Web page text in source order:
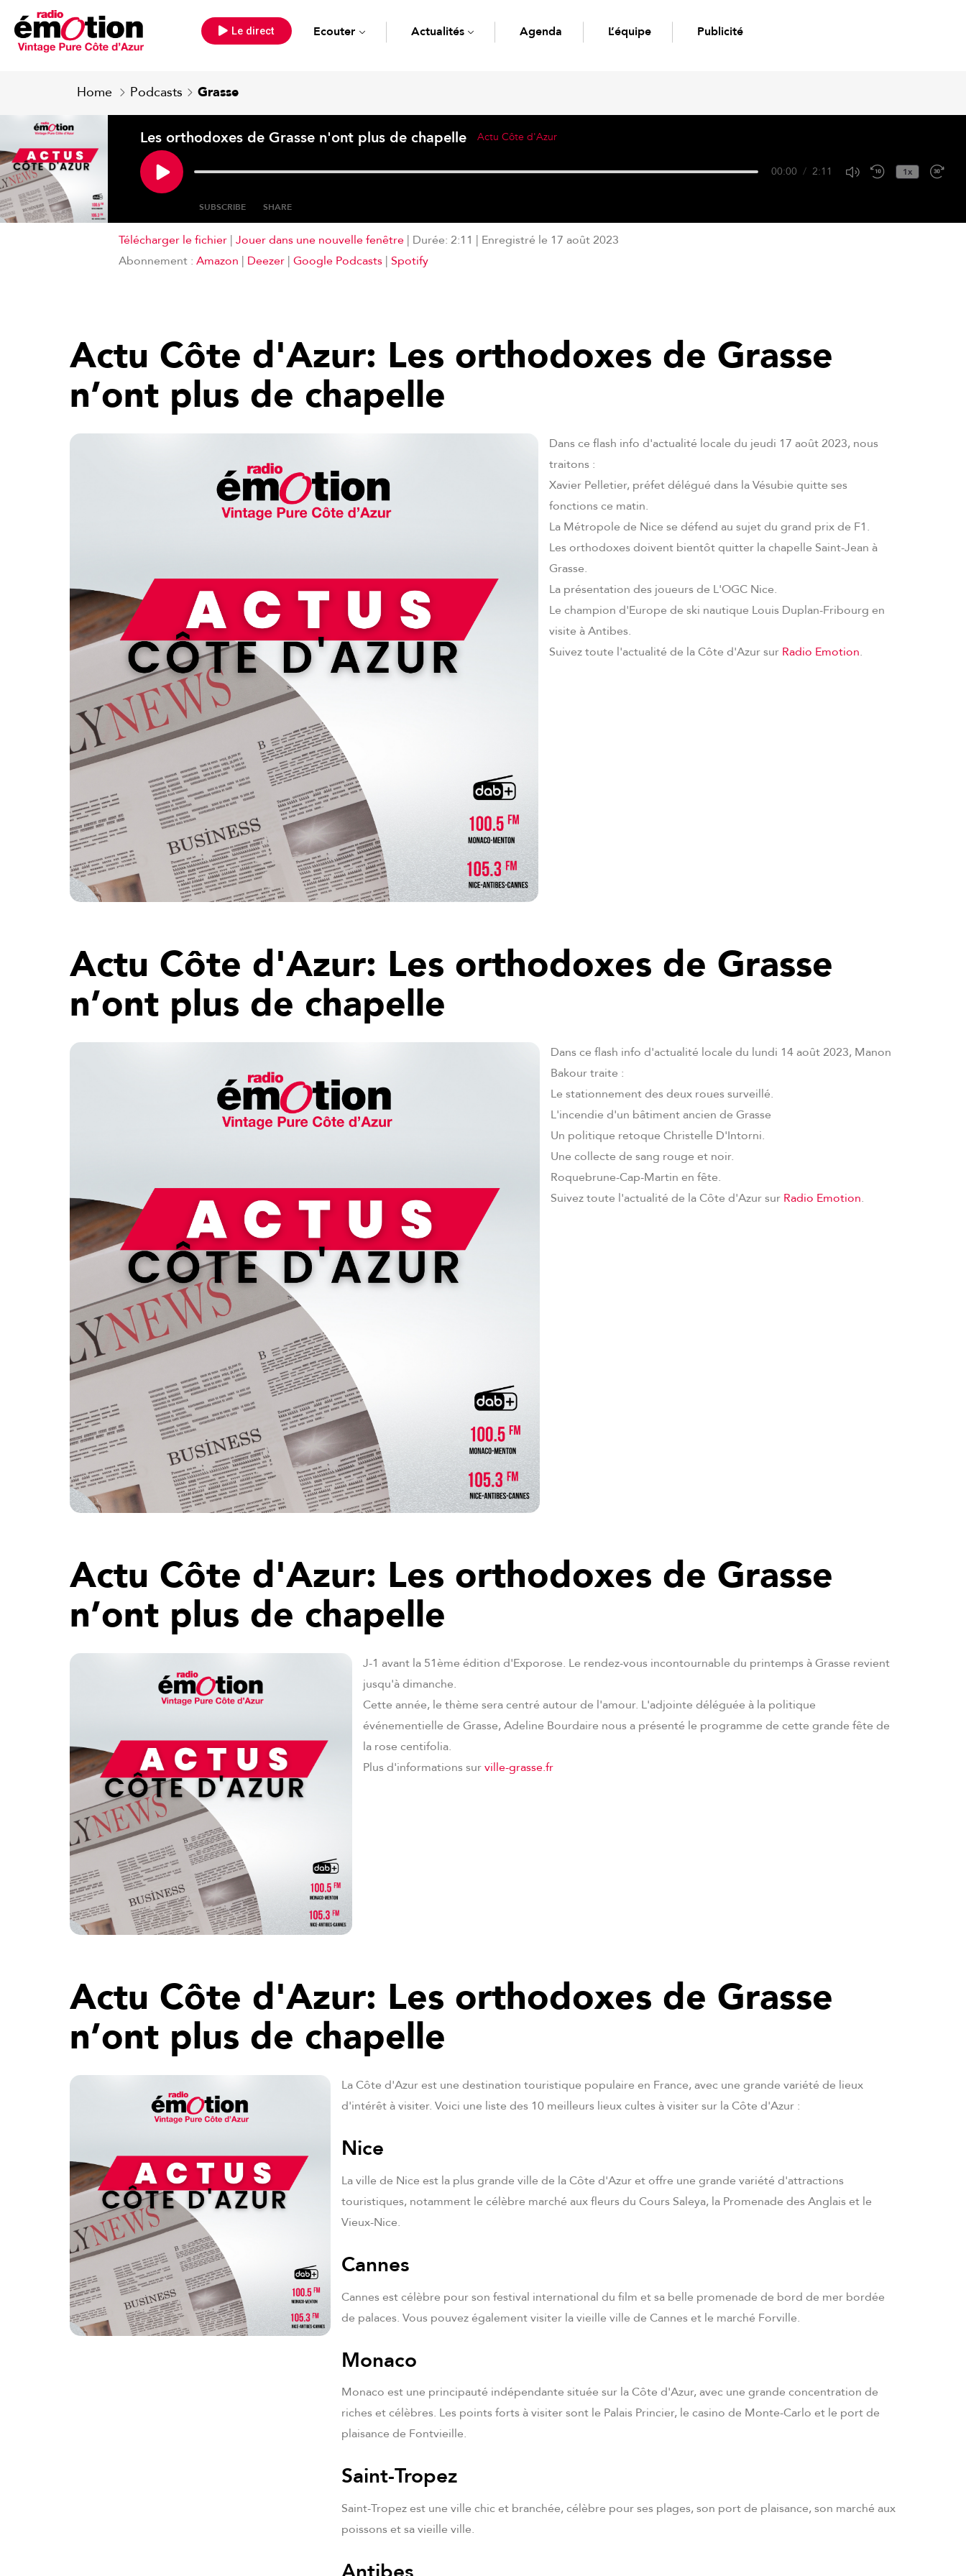
Le direct Ecouter Actualités Agenda L’équipe Publicité
Home Podcasts Grasse
Actu Côte d'Azur
Les orthodoxes de Grasse n'ont plus de chapelle
1x
00:00 / 2:11
SUBSCRIBE SHARE
Télécharger le fichier | Jouer dans une nouvelle fenêtre | Durée: 2:11 | Enregistré le 17 août 2023
Abonnement : Amazon | Deezer | Google Podcasts | Spotify
Actu Côte d'Azur: Les orthodoxes de Grasse
n’ont plus de chapelle
Dans ce flash info d'actualité locale du jeudi 17 août 2023, nous
traitons :
Xavier Pelletier, préfet délégué dans la Vésubie quitte ses
fonctions ce matin.
La Métropole de Nice se défend au sujet du grand prix de F1.
Les orthodoxes doivent bientôt quitter la chapelle Saint-Jean à
Grasse.
La présentation des joueurs de L'OGC Nice.
Le champion d'Europe de ski nautique Louis Duplan-Fribourg en
visite à Antibes.
Suivez toute l'actualité de la Côte d'Azur sur Radio Emotion.
Actu Côte d'Azur: Les orthodoxes de Grasse
n’ont plus de chapelle
Dans ce flash info d'actualité locale du lundi 14 août 2023, Manon
Bakour traite :
Le stationnement des deux roues surveillé.
L'incendie d'un bâtiment ancien de Grasse
Un politique retoque Christelle D'Intorni.
Une collecte de sang rouge et noir.
Roquebrune-Cap-Martin en fête.
Suivez toute l'actualité de la Côte d'Azur sur Radio Emotion.
Actu Côte d'Azur: Les orthodoxes de Grasse
n’ont plus de chapelle
J-1 avant la 51ème édition d'Exporose. Le rendez-vous incontournable du printemps à Grasse revient
jusqu'à dimanche.
Cette année, le thème sera centré autour de l'amour. L'adjointe déléguée à la politique
événementielle de Grasse, Adeline Bourdaire nous a présenté le programme de cette grande fête de
la rose centifolia.
Plus d'informations surville-grasse.fr
Actu Côte d'Azur: Les orthodoxes de Grasse
n’ont plus de chapelle
La Côte d'Azur est une destination touristique populaire en France, avec une grande variété de lieux
d'intérêt à visiter. Voici une liste des 10 meilleurs lieux cultes à visiter sur la Côte d'Azur :
Nice
La ville de Nice est la plus grande ville de la Côte d'Azur et offre une grande variété d'attractions
touristiques, notamment le célèbre marché aux fleurs du Cours Saleya, la Promenade des Anglais et le
Vieux-Nice.
Cannes
Cannes est célèbre pour son festival international du film et sa belle promenade de bord de mer bordée
de palaces. Vous pouvez également visiter la vieille ville de Cannes et le marché Forville.
Monaco
Monaco est une principauté indépendante située sur la Côte d'Azur, avec une grande concentration de
riches et célèbres. Les points forts à visiter sont le Palais Princier, le casino de Monte-Carlo et le port de
plaisance de Fontvieille.
Saint-Tropez
Saint-Tropez est une ville chic et branchée, célèbre pour ses plages, son port de plaisance, son marché aux
poissons et sa vieille ville.